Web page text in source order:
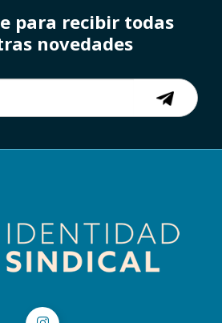
para recibir todas
novedades